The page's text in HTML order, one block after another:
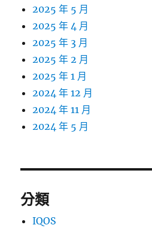
2025 年 5 月
2025 年 4 月
2025 年 3 月
2025 年 2 月
2025 年 1 月
2024 年 12 月
2024 年 11 月
2024 年 5 月
分類
IQOS